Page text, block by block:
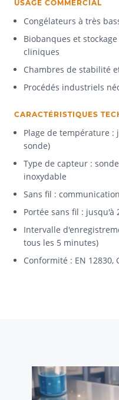
USAGE COMMERCIAL
Congélateurs à très
Biobanques et
cliniques
Chambres de stabilité
Procédés industriels
CARACTÉRISTIQUES
Plage de température :
sonde)
Type de capteur :
inoxydable
Sans fil :
Portée sans fil : jusqu'à
Intervalle
tous les 5 minutes)
Conformité : EN 12830,